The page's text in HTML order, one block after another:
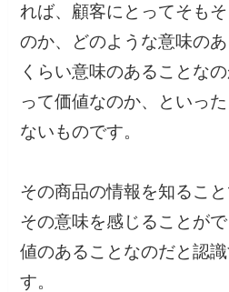
れば、顧客にとってそも
のか、どのような意味の
くらい意味のあることな
って価値なのか、といっ
ないものです。
その商品の情報を知るこ
その意味を感じることが
値のあることなのだと認
す。